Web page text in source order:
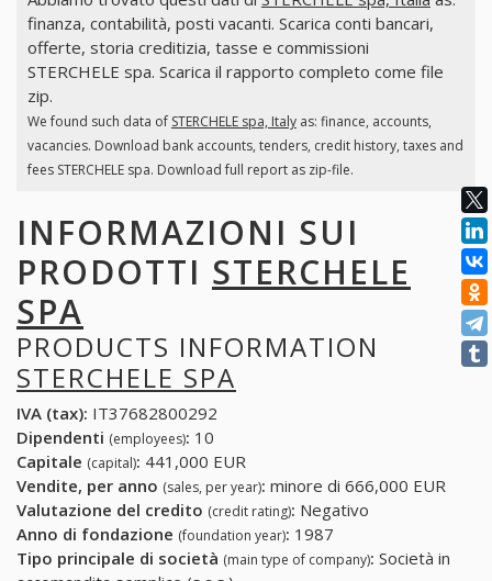
finanza, contabilità, posti vacanti. Scarica conti bancari,
offerte, storia creditizia, tasse e commissioni
STERCHELE spa. Scarica il rapporto completo come file
zip.
We found such data of STERCHELE spa, Italyas: finance, accounts,
vacancies. Download bank accounts, tenders, credit history, taxes and
fees STERCHELE spa. Download full report as zip-file.
INFORMAZIONI SUI
PRODOTTI STERCHELE
SPA
PRODUCTS INFORMATION
STERCHELE SPA
IVA (tax): IT37682800292
Dipendenti (employees): 10
Capitale (capital): 441,000 EUR
Vendite, per anno (sales, per year): minore di 666,000 EUR
Valutazione del credito (credit rating): Negativo
Anno di fondazione (foundation year): 1987
Tipo principale di società (main type of company): Società in